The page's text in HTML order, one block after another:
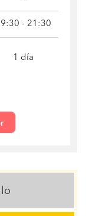
- 21:30
1 día